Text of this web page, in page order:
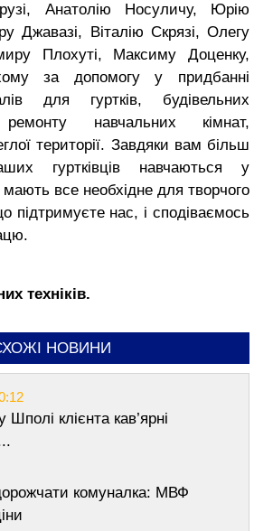
Анатолію Носуличу, Юрію
Джавазі, Віталію Скрязі, Олегу
Плохуті, Максиму Доценку,
за допомогу у придбанні
для гуртків, будівельних
навчальних кімнат,
території. Завдяки вам більш
гуртківців навчаються у
все необхідне для творчого
підтримуєте нас, і сподіваємось
техніків.
НОВИНИ
Шполі клієнта кав’ярні
комуналка: МВФ